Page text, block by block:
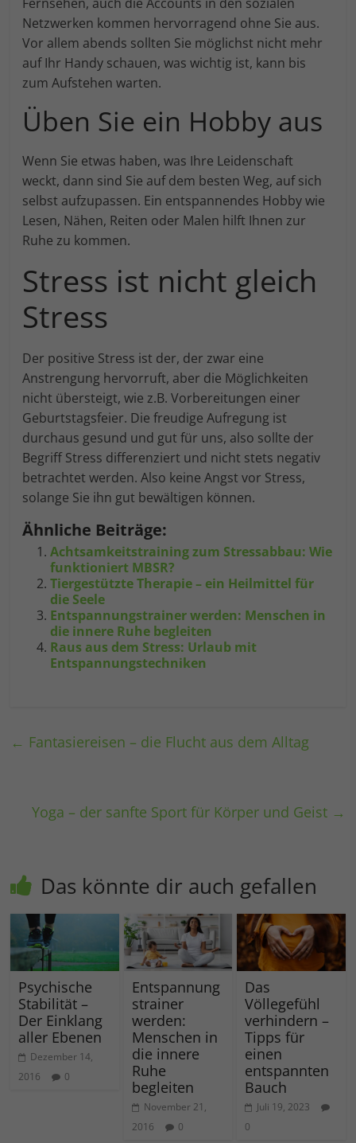
Netzwerken kommen hervorragend ohne Sie aus.
Vor allem abends sollten Sie möglichst nicht mehr
auf Ihr Handy schauen, was wichtig ist, kann bis
zum Aufstehen warten.
Üben Sie ein Hobby aus
Wenn Sie etwas haben, was Ihre Leidenschaft
weckt, dann sind Sie auf dem besten Weg, auf sich
selbst aufzupassen. Ein entspannendes Hobby wie
Lesen, Nähen, Reiten oder Malen hilft Ihnen zur
Ruhe zu kommen.
Stress ist nicht gleich
Stress
Der positive Stress ist der, der zwar eine
Anstrengung hervorruft, aber die Möglichkeiten
nicht übersteigt, wie z.B. Vorbereitungen einer
Geburtstagsfeier. Die freudige Aufregung ist
durchaus gesund und gut für uns, also sollte der
Begriff Stress differenziert und nicht stets negativ
betrachtet werden. Also keine Angst vor Stress,
solange Sie ihn gut bewältigen können.
Ähnliche Beiträge:
Achtsamkeitstraining zum Stressabbau: Wie
funktioniert MBSR?
Tiergestützte Therapie – ein Heilmittel für
die Seele
Entspannungstrainer werden: Menschen in
die innere Ruhe begleiten
Raus aus dem Stress: Urlaub mit
Entspannungstechniken
← Fantasiereisen – die Flucht aus dem Alltag
Yoga – der sanfte Sport für Körper und Geist →
Das könnte dir auch gefallen
Psychische
Stabilität –
Der Einklang
aller Ebenen
Dezember 14,
2016
0
Entspannung
strainer
werden:
Menschen in
die innere
Ruhe
begleiten
November 21,
2016
0
Das
Völlegefühl
verhindern –
Tipps für
einen
entspannten
Bauch
Juli 19, 2023
0